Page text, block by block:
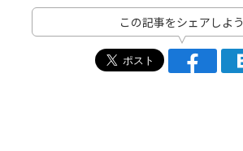
この記事をシェアしよう